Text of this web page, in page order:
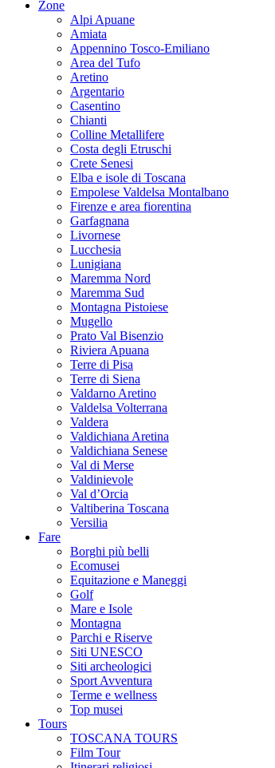
Zone
Alpi Apuane
Amiata
Appennino Tosco-Emiliano
Area del Tufo
Aretino
Argentario
Casentino
Chianti
Colline Metallifere
Costa degli Etruschi
Crete Senesi
Elba e isole di Toscana
Empolese Valdelsa Montalbano
Firenze e area fiorentina
Garfagnana
Livornese
Lucchesia
Lunigiana
Maremma Nord
Maremma Sud
Montagna Pistoiese
Mugello
Prato Val Bisenzio
Riviera Apuana
Terre di Pisa
Terre di Siena
Valdarno Aretino
Valdelsa Volterrana
Valdera
Valdichiana Aretina
Valdichiana Senese
Val di Merse
Valdinievole
Val d’Orcia
Valtiberina Toscana
Versilia
Fare
Borghi più belli
Ecomusei
Equitazione e Maneggi
Golf
Mare e Isole
Montagna
Parchi e Riserve
Siti UNESCO
Siti archeologici
Sport Avventura
Terme e wellness
Top musei
Tours
TOSCANA TOURS
Film Tour